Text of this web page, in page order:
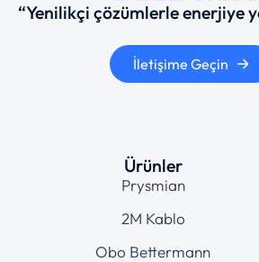
“Yenilikçi çözümlerle enerjiye
İletişime Geçin
Ürünler
Prysmian
2M Kablo
Obo Bettermann